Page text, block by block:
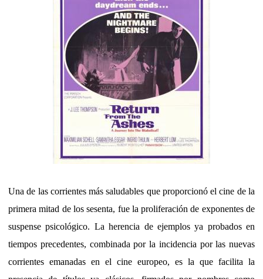
Una de las corrientes más saludables que proporcionó el cine de la
primera mitad de los sesenta, fue la proliferación de exponentes de
suspense psicológico. La herencia de ejemplos ya probados en
tiempos precedentes, combinada por la incidencia por las nuevas
corrientes emanadas en el cine europeo, es la que facilita la